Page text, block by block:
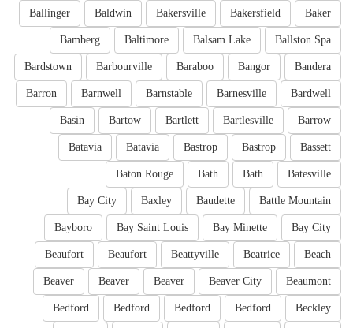
Baker
Bakersfield
Bakersville
Baldwin
Ballinger
Ballston Spa
Balsam Lake
Baltimore
Bamberg
Bandera
Bangor
Baraboo
Barbourville
Bardstown
Bardwell
Barnesville
Barnstable
Barnwell
Barron
Barrow
Bartlesville
Bartlett
Bartow
Basin
Bassett
Bastrop
Bastrop
Batavia
Batavia
Batesville
Bath
Bath
Baton Rouge
Battle Mountain
Baudette
Baxley
Bay City
Bay City
Bay Minette
Bay Saint Louis
Bayboro
Beach
Beatrice
Beattyville
Beaufort
Beaufort
Beaumont
Beaver City
Beaver
Beaver
Beaver
Beckley
Bedford
Bedford
Bedford
Bedford